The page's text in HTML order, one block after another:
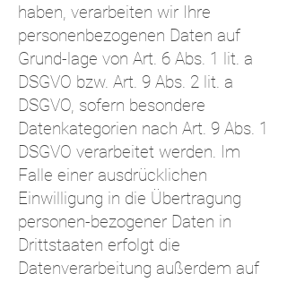
haben, verarbeiten wir Ihre
personenbezogenen Daten auf
Grund-lage von Art. 6 Abs. 1 lit. a
DSGVO bzw. Art. 9 Abs. 2 lit. a
DSGVO, sofern besondere
Datenkategorien nach Art. 9 Abs. 1
DSGVO verarbeitet werden. Im
Falle einer ausdrücklichen
Einwilligung in die Übertragung
personen-bezogener Daten in
Drittstaaten erfolgt die
Datenverarbeitung außerdem auf